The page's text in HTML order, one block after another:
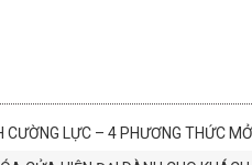
LỰC – 4 PHƯƠNG THỨC